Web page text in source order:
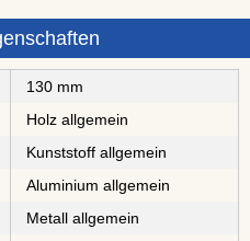
130 mm
Holz allgemein
Kunststoff allgemein
Aluminium allgemein
Metall allgemein